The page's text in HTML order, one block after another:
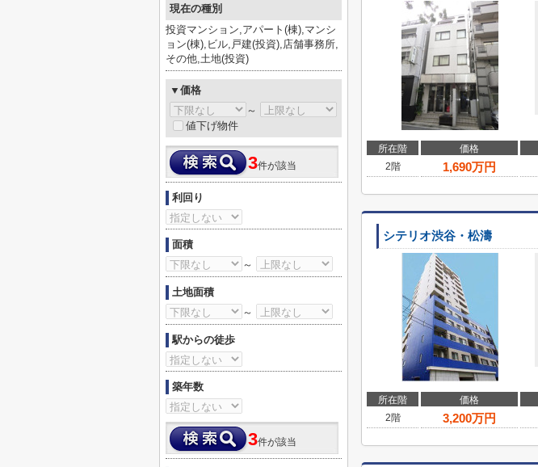
所在階 価格
2階
1,690万円
シテリオ渋谷・松濤
所在階 価格
2階
3,200万円
現在の種別
投資マンション,アパート(棟),マンシ
ョン(棟),ビル,戸建(投資),店舗事務所,
その他,土地(投資)
▼価格
～
値下げ物件
3件が該当
利回り
面積
～
土地面積
～
駅からの徒歩
築年数
3件が該当